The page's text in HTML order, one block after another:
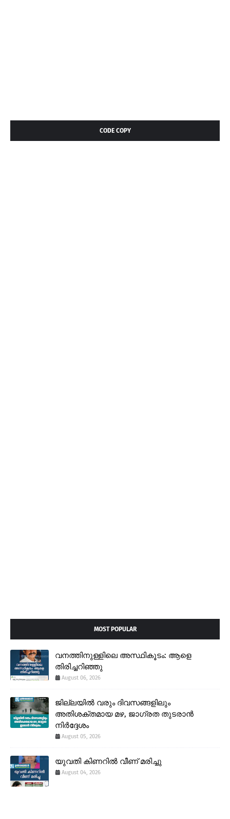
CODE COPY
MOST POPULAR
വനത്തിനുള്ളിലെ അസ്ഥികൂടം: ആളെ
തിരിച്ചറിഞ്ഞു
August 06, 2026
ജില്ലയിൽ വരും ദിവസങ്ങളിലും
അതിശക്തമായ മഴ, ജാഗ്രത തുടരാൻ
നിർദ്ദേശം
August 05, 2026
യുവതി കിണറിൽ വീണ് മരിച്ചു
August 04, 2026